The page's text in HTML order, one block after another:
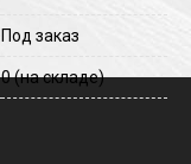
Под заказ
0(на складе)